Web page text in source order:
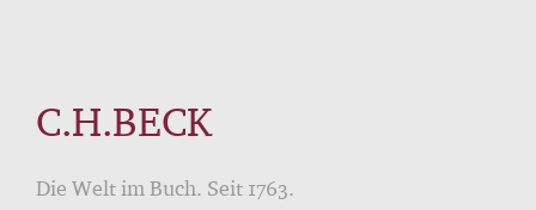
C.H.BECK
Die Welt im Buch. Seit 1763.